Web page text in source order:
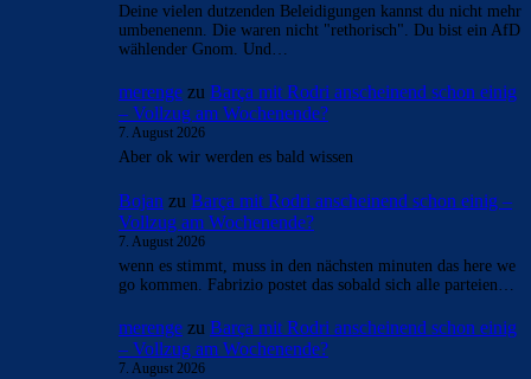
Deine vielen dutzenden Beleidigungen kannst du nicht mehr
umbenenenn. Die waren nicht "rethorisch". Du bist ein AfD
wählender Gnom. Und…
merenge zu Barça mit Rodri anscheinend schon einig
– Vollzug am Wochenende?
7. August 2026
Aber ok wir werden es bald wissen
Bojan zu Barça mit Rodri anscheinend schon einig –
Vollzug am Wochenende?
7. August 2026
wenn es stimmt, muss in den nächsten minuten das here we
go kommen. Fabrizio postet das sobald sich alle parteien…
merenge zu Barça mit Rodri anscheinend schon einig
– Vollzug am Wochenende?
7. August 2026